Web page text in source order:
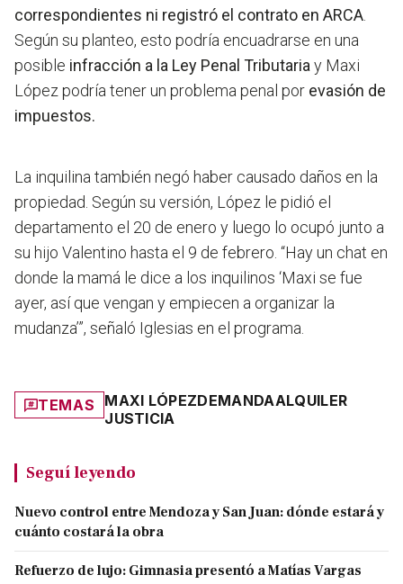
correspondientes ni registró el contrato en ARCA
Según su planteo, esto podría encuadrarse en una
posible infracción a la Ley Penal Tributaria y Maxi
López podría tener un problema penal por evasión de
impuestos.
La inquilina también negó haber causado daños en la
propiedad . Según su versión, López le pidió el
departamento el 20 de enero y luego lo ocupó junto a
su hijo Valentino hasta el 9 de febrero . “Hay un chat en
donde la mamá le dice a los inquilinos ‘Maxi se fue
ayer, así que vengan y empiecen a organizar la
mudanza’”, señaló Iglesias en el programa.
TEMAS MAXI LÓPEZDEMANDAALQUILER
JUSTICIA
Seguí leyendo
Nuevo control entre Mendoza y San Juan: dónde estará y
cuánto costará la obra
Refuerzo de lujo: Gimnasia presentó a Matías Vargas